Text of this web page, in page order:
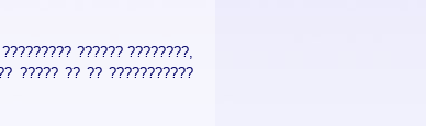
?????? ????????,
????? ?? ?? ???????????